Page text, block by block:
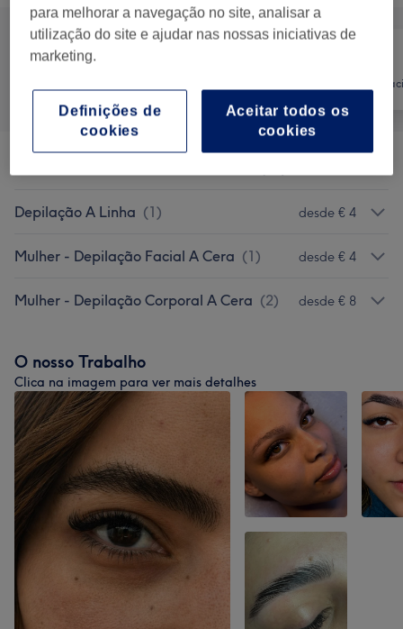
Tratamento
Depilação A Linha (1) desde € 4
Mulher - Depilação Facial A Cera (1) desde € 4
Mulher - Depilação Corporal A Cera (2) desde € 8
O nosso Trabalho
Clica na imagem para ver mais detalhes
para melhorar a navegação no site, analisar a
utilização do site e ajudar nas nossas iniciativas de
marketing.
Aceitar todos os
cookies
Definições de
cookies